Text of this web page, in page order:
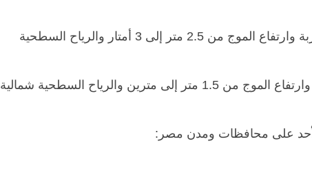
وبالنسبة لحالة البحر المتوسط تكون مضطربة وارتفاع الموج من 2.5 متر إلى 3 أمتار والرياح السطحية
أما بالنسبة لحالة البحر الأحمر تكون معتدلة وارتفاع الموج من 1.5 متر إلى مترين والرياح السطحية شمالية
الأحد على محافظات ومدن مصر: